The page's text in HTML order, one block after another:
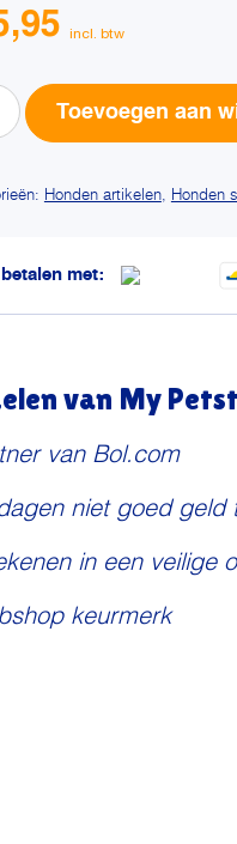
Toevoegen aan
Honden artikelen, Honden
met:
van My
van Bol.com
niet goed geld
in een veilige
keurmerk